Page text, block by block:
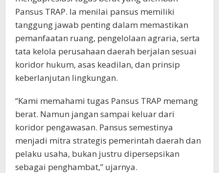
Pansus TRAP. Ia menilai pansus memiliki
tanggung jawab penting dalam memastikan
pemanfaatan ruang, pengelolaan agraria, serta
tata kelola perusahaan daerah berjalan sesuai
koridor hukum, asas keadilan, dan prinsip
keberlanjutan lingkungan.
“Kami memahami tugas Pansus TRAP memang
berat. Namun jangan sampai keluar dari
koridor pengawasan. Pansus semestinya
menjadi mitra strategis pemerintah daerah dan
pelaku usaha, bukan justru dipersepsikan
sebagai penghambat,” ujarnya.